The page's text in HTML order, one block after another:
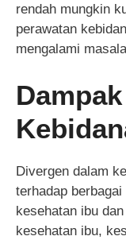
rendah mungkin
perawatan
mengalami
Divergen dalam
terhadap
kesehatan ibu
kesehatan ibu,